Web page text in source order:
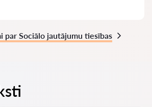
par Sociālo jautājumu tiesības